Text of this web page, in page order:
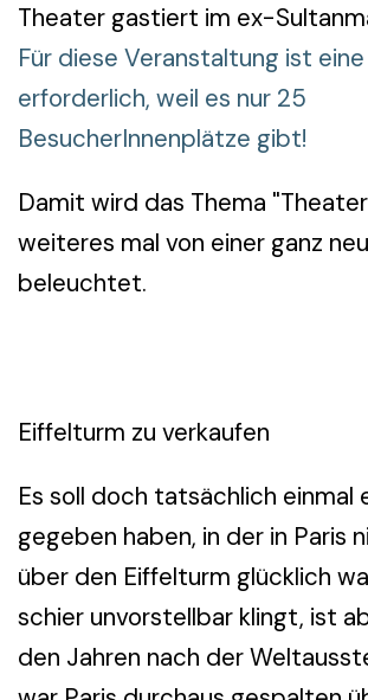
Theater gastiert im ex-
Für diese Veranstaltung ist
erforderlich, weil es nur 25
BesucherInnenplätze gibt!
Damit wird das Thema
weiteres mal von einer ganz
beleuchtet.
Eiffelturm zu verkaufen
Es soll doch tatsächlich einmal
gegeben haben, in der in Paris
über den Eiffelturm glücklich
schier unvorstellbar klingt, ist
den Jahren nach der